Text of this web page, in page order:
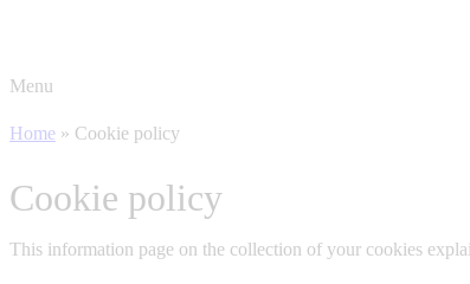
Menu
Home » Cookie policy
Cookie policy
This information page on the collection of your cookies